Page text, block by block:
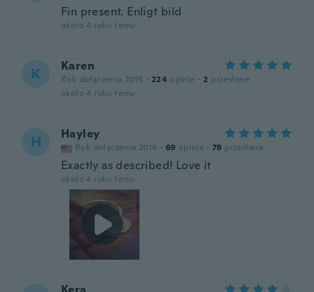
Fin present. Enligt bild
około 4 roku temu
K Karen
Rok dołączenia 2015 · 224 opinie · 2 przesłane
około 4 roku temu
H Hayley
Rok dołączenia 2016 · 69 opinie · 78 przesłane
Exactly as described! Love it
około 4 roku temu